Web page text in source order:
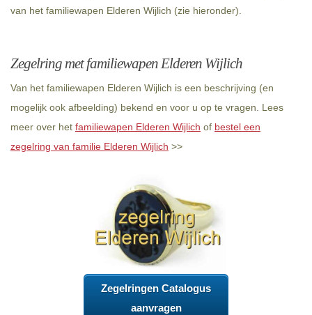
van het familiewapen Elderen Wijlich (zie hieronder).
Zegelring met familiewapen Elderen Wijlich
Van het familiewapen Elderen Wijlich is een beschrijving (en
mogelijk ook afbeelding) bekend en voor u op te vragen. Lees
meer over het familiewapen Elderen Wijlich of bestel een
zegelring van familie Elderen Wijlich >>
Zegelringen Catalogus
aanvragen